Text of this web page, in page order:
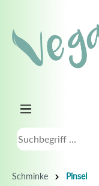
Schminke Pinsel